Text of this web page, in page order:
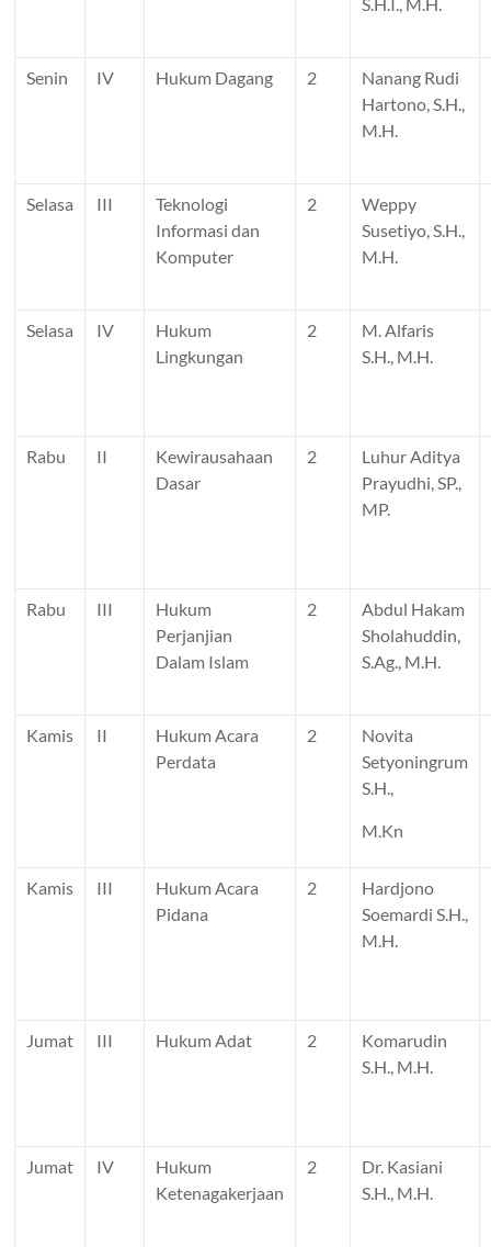
Senin IV Hukum Dagang 2
Nanang Rudi
Hartono, S.H.,
M.H.
Selasa III
Teknologi
Informasi dan
Komputer
2
Weppy
Susetiyo, S.H.,
M.H.
Selasa IV
Hukum
Lingkungan
2
M. Alfaris
S.H., M.H.
Rabu II
Kewirausahaan
Dasar
2
Luhur Aditya
Prayudhi, SP.,
MP.
Rabu III
Hukum
Perjanjian
Dalam Islam
2
Abdul Hakam
Sholahuddin,
S.Ag., M.H.
Kamis II
Hukum Acara
Perdata
2
Novita
Setyoningrum
S.H.,
M.Kn
Kamis III
Hukum Acara
Pidana
2
Hardjono
Soemardi S.H.,
M.H.
Jumat III Hukum Adat 2
Komarudin
S.H., M.H.
Jumat IV
Hukum
Ketenagakerjaan
2
Dr. Kasiani
S.H., M.H.